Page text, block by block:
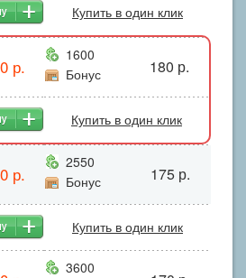
Купить в один клик
р.
1600
Бонус
180 р.
Купить в один клик
р.
2550
Бонус
175 р.
Купить в один клик
3600